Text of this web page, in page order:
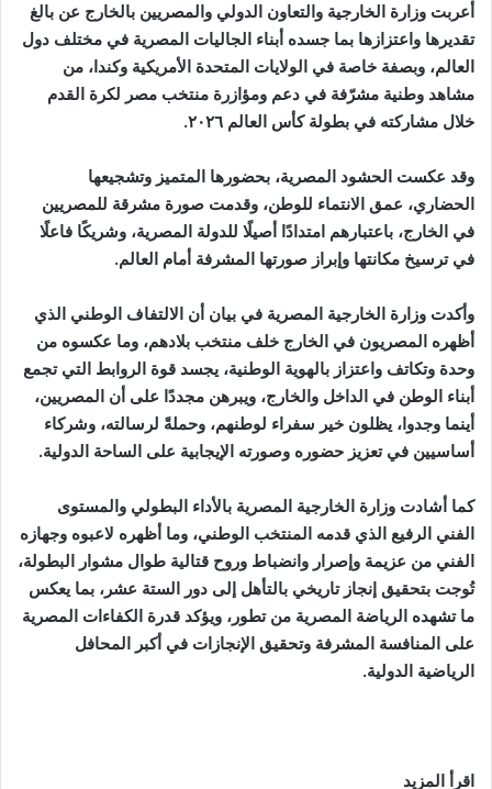
أعربت وزارة الخارجية والتعاون الدولي والمصريين بالخارج عن بالغ
تقديرها واعتزازها بما جسده أبناء الجاليات المصرية في مختلف دول
العالم، وبصفة خاصة في الولايات المتحدة الأمريكية وكندا، من
مشاهد وطنية مشرّفة في دعم ومؤازرة منتخب مصر لكرة القدم
خلال مشاركته في بطولة كأس العالم ٢٠٢٦.
وقد عكست الحشود المصرية، بحضورها المتميز وتشجيعها
الحضاري، عمق الانتماء للوطن، وقدمت صورة مشرقة للمصريين
في الخارج، باعتبارهم امتدادًا أصيلًا للدولة المصرية، وشريكًا فاعلًا
في ترسيخ مكانتها وإبراز صورتها المشرفة أمام العالم.
وأكدت وزارة الخارجية المصرية في بيان أن الالتفاف الوطني الذي
أظهره المصريون في الخارج خلف منتخب بلادهم، وما عكسوه من
وحدة وتكاتف واعتزاز بالهوية الوطنية، يجسد قوة الروابط التي تجمع
أبناء الوطن في الداخل والخارج، ويبرهن مجددًا على أن المصريين،
أينما وجدوا، يظلون خير سفراء لوطنهم، وحملةً لرسالته، وشركاء
أساسيين في تعزيز حضوره وصورته الإيجابية على الساحة الدولية.
كما أشادت وزارة الخارجية المصرية بالأداء البطولي والمستوى
الفني الرفيع الذي قدمه المنتخب الوطني، وما أظهره لاعبوه وجهازه
الفني من عزيمة وإصرار وانضباط وروح قتالية طوال مشوار البطولة،
تُوجت بتحقيق إنجاز تاريخي بالتأهل إلى دور الستة عشر، بما يعكس
ما تشهده الرياضة المصرية من تطور، ويؤكد قدرة الكفاءات المصرية
على المنافسة المشرفة وتحقيق الإنجازات في أكبر المحافل
الرياضية الدولية.
اقرأ المزيد